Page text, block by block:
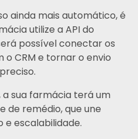
ainda mais automático, é
utilize a API do
possível conectar os
CRM e tornar o envio
a sua farmácia terá um
de remédio, que une
e escalabilidade.